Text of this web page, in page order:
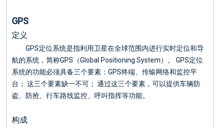
GPS
定义
GPS定位系统是指利用卫星在全球范围内进行实时定位和导
航的系统，简称GPS（Global Positioning System）。 GPS定位
系统的功能必须具备三个要素：GPS终端、传输网络和监控平
台； 这三个要素缺一不可； 通过这三个要素，可以提供车辆防
盗、防抢、行车路线监控、呼叫指挥等功能。
构成